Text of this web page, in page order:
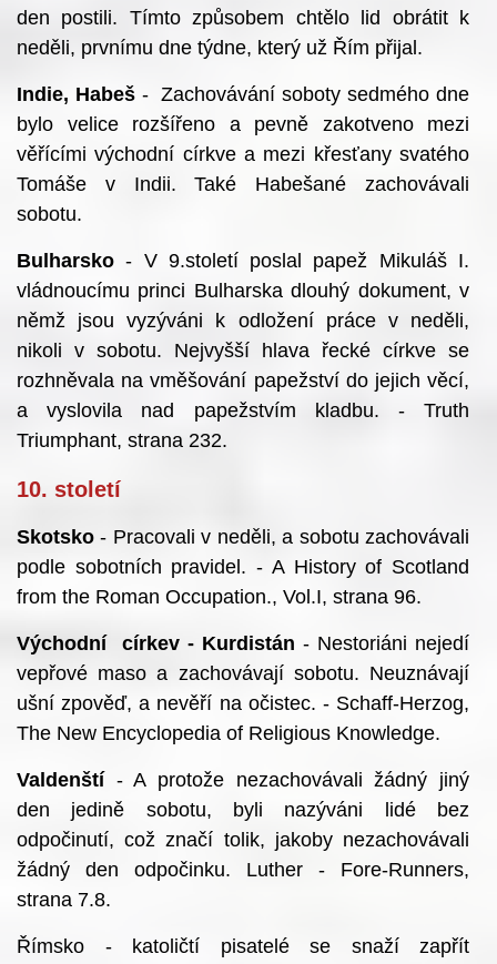
den postili. Tímto způsobem chtělo lid obrátit k
neděli, prvnímu dne týdne, který už Řím přijal.
Indie, Habeš- Zachovávání soboty sedmého dne
bylo velice rozšířeno a pevně zakotveno mezi
věřícími východní církve a mezi křesťany svatého
Tomáše v Indii. Také Habešané zachovávali
sobotu.
Bulharsko - V 9.století poslal papež Mikuláš I.
vládnoucímu princi Bulharska dlouhý dokument, v
němž jsou vyzýváni k odložení práce v neděli,
nikoli v sobotu. Nejvyšší hlava řecké církve se
rozhněvala na vměšování papežství do jejich věcí,
a vyslovila nad papežstvím kladbu. - Truth
Triumphant, strana 232.
10. století
Skotsko - Pracovali v neděli, a sobotu zachovávali
podle sobotních pravidel. - A History of Scotland
from the Roman Occupation., Vol.I, strana 96.
Východní církev - Kurdistán - Nestoriáni nejedí
vepřové maso a zachovávají sobotu. Neuznávají
ušní zpověď, a nevěří na očistec. - Schaff-Herzog,
The New Encyclopedia of Religious Knowledge.
Valdenští - A protože nezachovávali žádný jiný
den jedině sobotu, byli nazýváni lidé bez
odpočinutí, což značí tolik, jakoby nezachovávali
žádný den odpočinku. Luther - Fore-Runners,
strana 7.8.
Římsko - katoličtí pisatelé se snaží zapřít